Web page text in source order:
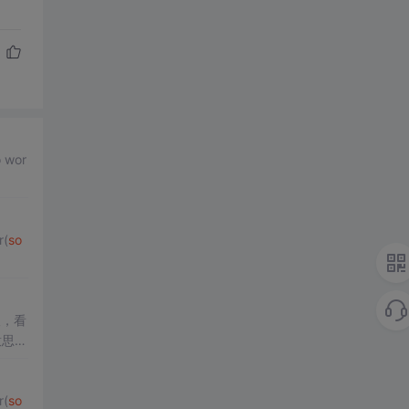
wor
so
看
为
so